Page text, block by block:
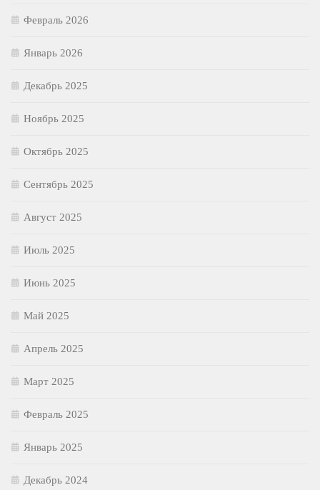
Февраль 2026
Январь 2026
Декабрь 2025
Ноябрь 2025
Октябрь 2025
Сентябрь 2025
Август 2025
Июль 2025
Июнь 2025
Май 2025
Апрель 2025
Март 2025
Февраль 2025
Январь 2025
Декабрь 2024